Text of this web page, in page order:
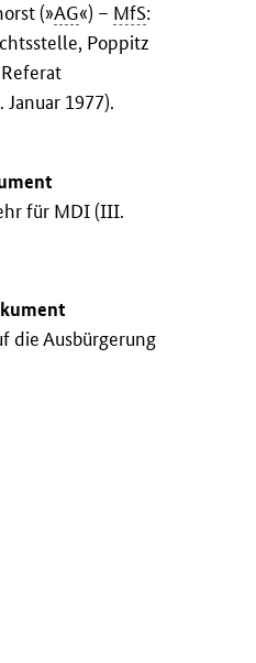
(»AG«) – MfS:
Poppitz
1977).
für MDI (III.
die Ausbürgerung